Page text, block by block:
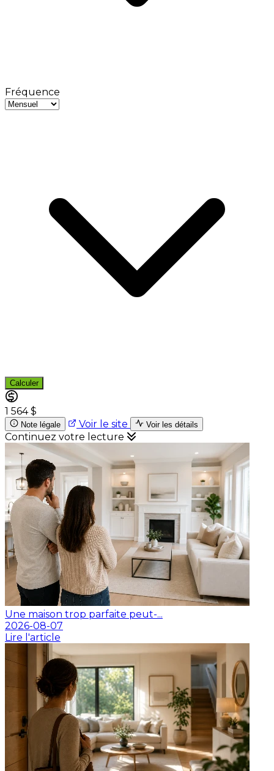
Fréquence
Calculer
1 564 $
Note légale Voir le site Voir les détails
Continuez votre lecture
Une maison trop parfaite peut-...
2026-08-07
Lire l'article